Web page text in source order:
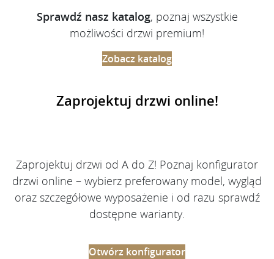
Sprawdź nasz katalog, poznaj wszystkie
możliwości drzwi premium!
Zobacz katalog
Zaprojektuj drzwi online!
Zaprojektuj drzwi od A do Z! Poznaj konfigurator
drzwi online – wybierz preferowany model, wygląd
oraz szczegółowe wyposażenie i od razu sprawdź
dostępne warianty.
Otwórz konfigurator